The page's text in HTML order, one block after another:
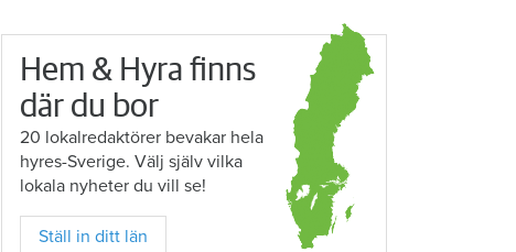
Hem & Hyra finns
där du bor
20 lokalredaktörer bevakar hela
hyres-Sverige. Välj själv vilka
lokala nyheter du vill se!
Ställ in ditt län